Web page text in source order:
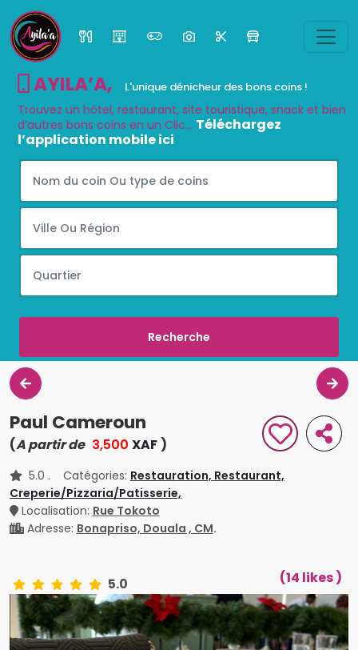
AYILA’A, L'unique dénicheur des bons coins !
Trouvez un hôtel, restaurant, site touristique, snack et bien
d’autres bons coins en un Clic... Téléchargez
l’application mobile ici
Paul Cameroun
(A partir de 3,500 XAF )
5.0 . Catégories: Restauration, Restaurant,
Creperie/Pizzaria/Patisserie,
Localisation: Rue Tokoto
Adresse: Bonapriso, Douala , CM.
5.0 (14 likes )